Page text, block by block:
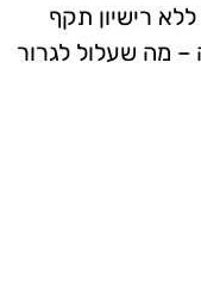
רישיון תקף
מה שעלול לגרור